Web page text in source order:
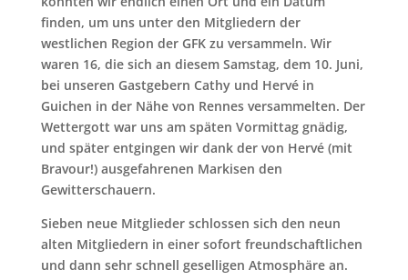
finden, um uns unter den Mitgliedern der
westlichen Region der GFK zu versammeln. Wir
waren 16, die sich an diesem Samstag, dem 10. Juni,
bei unseren Gastgebern Cathy und Hervé in
Guichen in der Nähe von Rennes versammelten. Der
Wettergott war uns am späten Vormittag gnädig,
und später entgingen wir dank der von Hervé (mit
Bravour!) ausgefahrenen Markisen den
Gewitterschauern.
Sieben neue Mitglieder schlossen sich den neun
alten Mitgliedern in einer sofort freundschaftlichen
und dann sehr schnell geselligen Atmosphäre an.